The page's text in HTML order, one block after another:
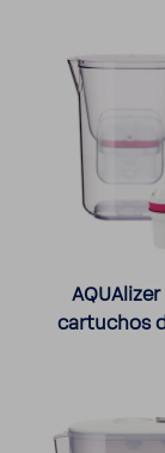
cartu­chos